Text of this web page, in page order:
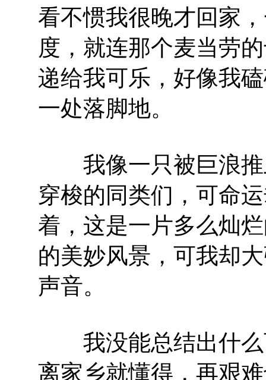
看不惯我很晚才回家
度，就连那个麦当劳
递给我可乐，好像我
一处落脚地。
我像一只被巨浪推
穿梭的同类们，可命
着，这是一片多么灿
的美妙风景，可我却
声音。
我没能总结出什么
离家乡就懂得，再艰